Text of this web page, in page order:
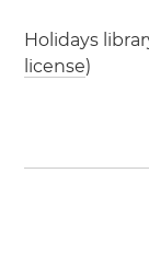
Holidays
license)